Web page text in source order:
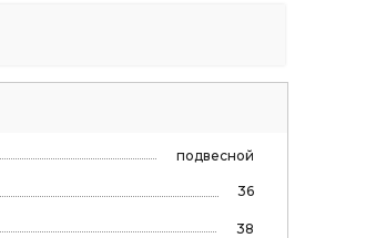
подвесной
36
38